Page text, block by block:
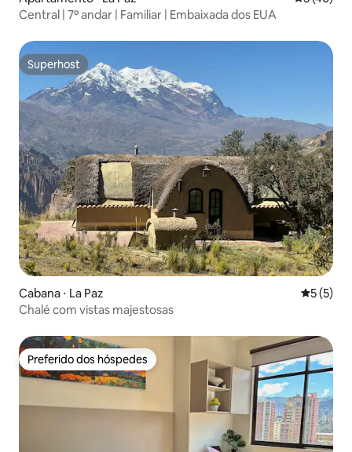
Central | 7º andar | Familiar | Embaixada dos EUA
Superhost
Superhost
Cabana ⋅ La Paz 5 de
5 (5)
Chalé com vistas majestosas
Preferido dos hóspedes
Preferido dos hóspedes